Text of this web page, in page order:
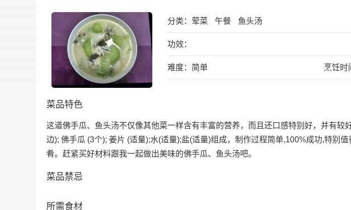
分类： 荤菜 午餐 鱼头汤
功效：
难度：简单 烹饪时
菜品特色
这道佛手瓜、鱼头汤不仅像其他菜一样含有丰富的营养，而且还口感特别好，并有较
边); 佛手瓜 (3个); 姜片 (适量);水(适量);盐(适量)组成，制作过程简单,100%成功,特别
肴。赶紧买好材料跟我一起做出美味的佛手瓜、鱼头汤吧。
菜品禁忌
所需食材